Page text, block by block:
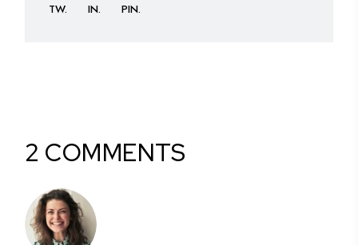
TW IN PIN
2 COMMENTS